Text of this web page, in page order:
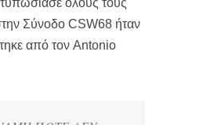
όλους τους
Σύνοδο CSW68 ήταν
από τον Antonio